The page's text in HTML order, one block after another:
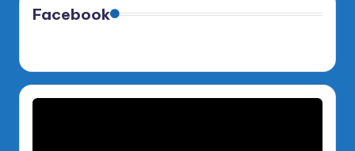
Facebook